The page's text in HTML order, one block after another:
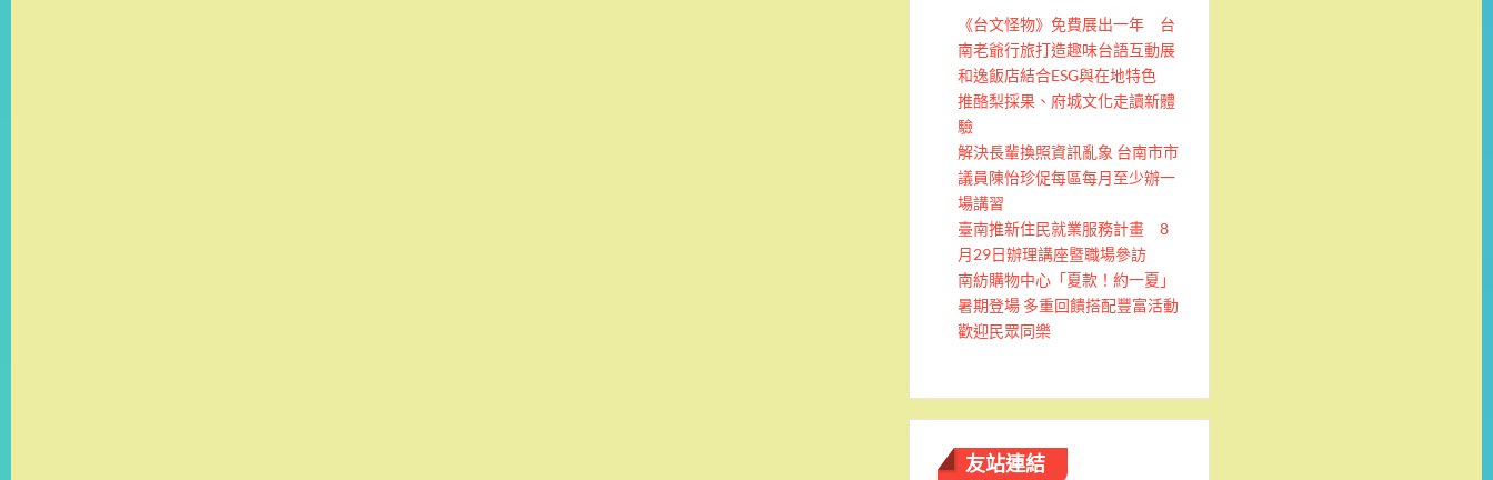
《台文怪物》免費展出一年 台
南老爺行旅打造趣味台語互動展
和逸飯店結合ESG與在地特色
推酪梨採果、府城文化走讀新體
驗
解決長輩換照資訊亂象 台南市市
議員陳怡珍促每區每月至少辦一
場講習
臺南推新住民就業服務計畫 8
月29日辦理講座暨職場參訪
南紡購物中心「夏款！約一夏」
暑期登場 多重回饋搭配豐富活動
歡迎民眾同樂
友站連結